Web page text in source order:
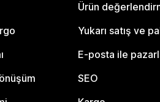
Ürün
Yukarı satış ve
E-posta ile
SEO